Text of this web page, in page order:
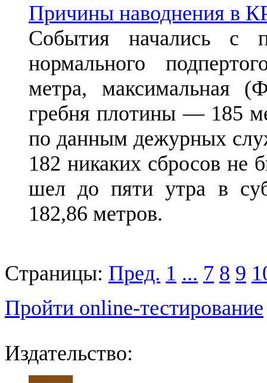
Причины наводнения в
События начались с
нормального
метра, максимальная
гребня плотины — 185
по данным дежурных
182 никаких сбросов не
шел до пяти утра в
182,86 метров.
Страницы: Пред. 1 ... 7 8 9
Пройти online-тестирование
Издательство: